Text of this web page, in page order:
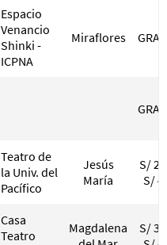
Espacio
Venancio
Shinki -
ICPNA
Miraflores
Teatro de
la Univ. del
Pacífico
Jesús
María
S/
S/
Casa
Teatro
Magdalena
S/